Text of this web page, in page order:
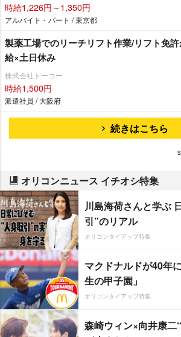
時給1,226円～1,350円
アルバイト・パート / 東京都
製薬工場でのリーチリフト作業/リフト免
給×土日休み
株式会社トーコー
時給1,500円
派遣社員 / 大阪府
続きはこちら
オリコンニュース イチオシ特集
川島海荷さんと学ぶ
引”のリアル
オリコンタイアップ特集
マクドナルドが40年
生の甲子園」
オリコンタイアップ特集
森崎ウィン×向井康二